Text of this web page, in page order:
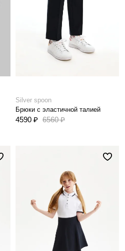
Silver spoon
Брюки с эластичной талией
4590 ₽ 6560 ₽